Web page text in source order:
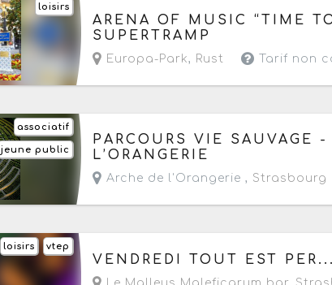
loisirs
Le dimanche 9 août 2026 de 09h à
ARENA OF MUSIC “TIME
SUPERTRAMP
Europa-Park, Rust Tarif non
associatif
jeune public
Du lundi 10 au mercredi 26 août 2026
- Prochaine date le mercredi 12 août
PARCOURS VIE SAUVAGE
L’ORANGERIE
Arche de l'Orangerie , Strasbourg
vtep
loisirs
Le vendredi 14 août 2026 à partir
VENDREDI TOUT EST